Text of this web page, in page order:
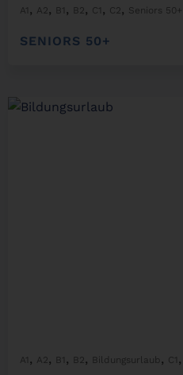
A1 , A2 , B1 , B2 , C1 , C2 , Seniors 50+
SENIORS 50+
A1 , A2 , B1 , B2 , Bildungsurlaub , C1 ,